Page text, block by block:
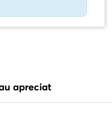
apreciat